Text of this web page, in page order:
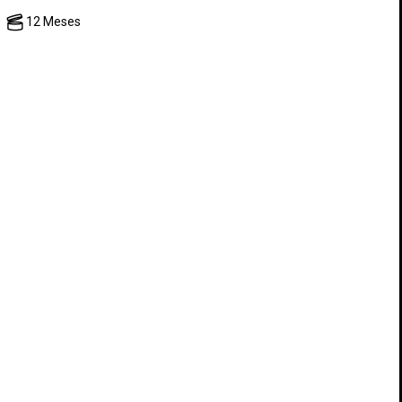
12 Meses